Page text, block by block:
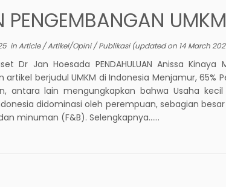
PENGEMBANGAN
inArticle/Artikel/Opini/Publikasi(updated on 14 March
Dr Jan Hoesada PENDAHULUAN Anissa Kinaya
artikel berjudul UMKM di Indonesia Menjamur, 65%
antara lain mengungkapkan bahwa Usaha
didominasi oleh perempuan, sebagian
minuman (F&B). Selengkapnya……